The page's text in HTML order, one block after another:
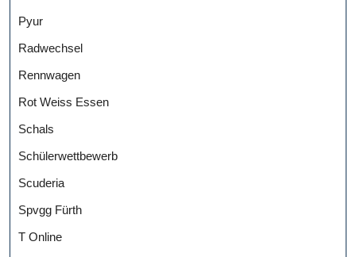
Pyur
Radwechsel
Rennwagen
Rot Weiss Essen
Schals
Schülerwettbewerb
Scuderia
Spvgg Fürth
T Online